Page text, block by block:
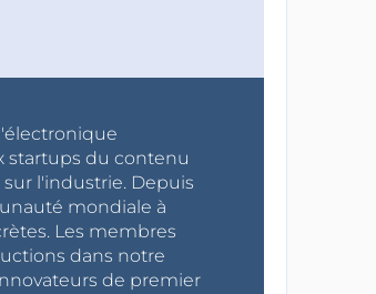
startups du contenu
l'industrie. Depuis
mondiale à
Les membres
dans notre
de premier